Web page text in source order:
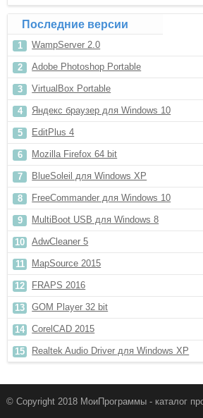
Последние версии
WampServer 2.0
Adobe Photoshop Portable
VirtualBox Portable
Яндекс браузер для Windows 10
EditPlus 4
Mozilla Firefox 64 bit
BlueSoleil для Windows XP
FreeCommander для Windows 10
MultiBoot USB для Windows 8
AdwCleaner 5
MapSource 2015
FRAPS 2016
GOM Player 32 bit
CorelCAD 2015
Realtek Audio Driver для Windows XP
© Copyright 2018 МоиПрограммы - каталог